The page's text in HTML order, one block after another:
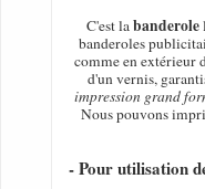
C'est labanderole
banderoles
comme en extérieur
d'un vernis,
impression grand
Nous pouvons
- Pour utilisation